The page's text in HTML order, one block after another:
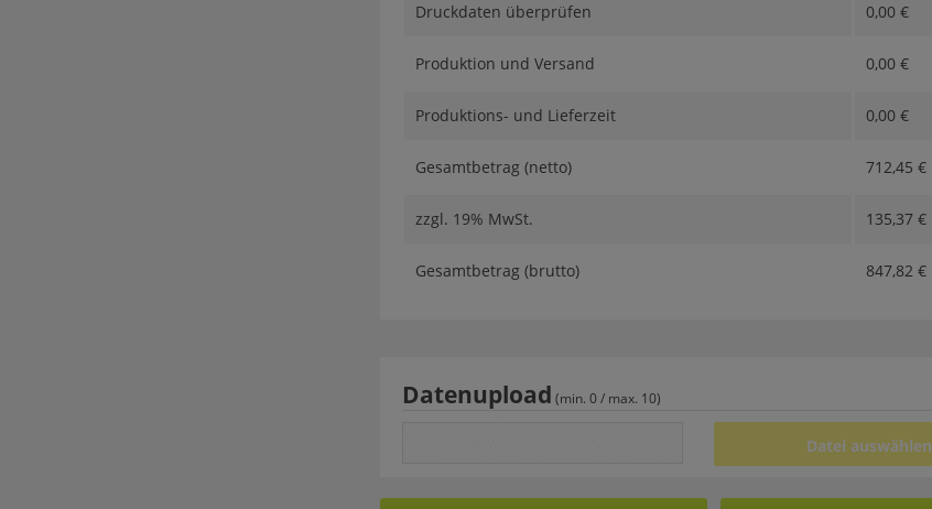
Druckdaten überprüfen 0,00 €
Produktion und Versand 0,00 €
Produktions- und Lieferzeit 0,00 €
Gesamtbetrag (netto) 712,45 €
zzgl. 19% MwSt. 135,37 €
Gesamtbetrag (brutto) 847,82 €
Datenupload (min. 0 / max. 10)
Datei auswählen